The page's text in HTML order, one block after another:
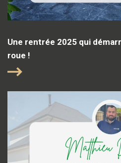
Une rentrée 2025 qui
roue !